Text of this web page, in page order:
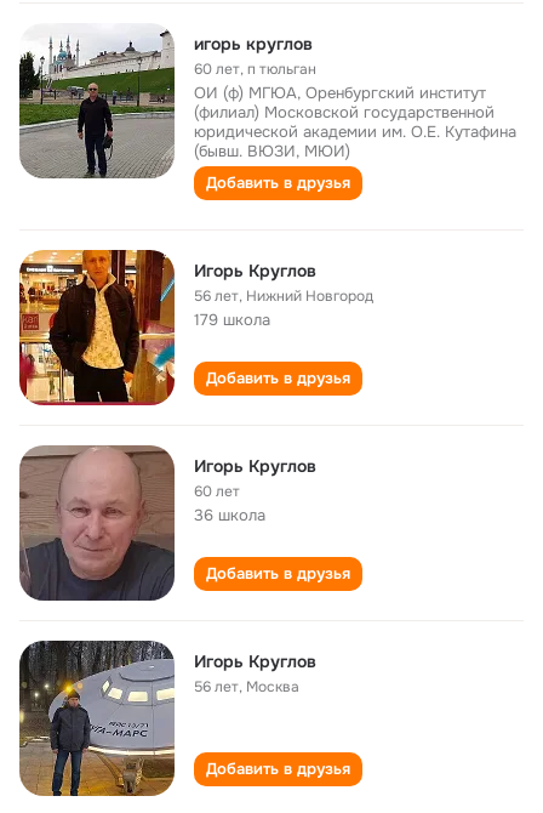
игорь круглов
60 лет,п тюльган
ОИ (ф) МГЮА, Оренбургский институт
(филиал) Московской государственной
юридической академии им. О.Е. Кутафина
(бывш. ВЮЗИ, МЮИ)
Добавить в друзья
Игорь Круглов
56 лет, Нижний Новгород
179 школа
Добавить в друзья
Игорь Круглов
60 лет
36 школа
Добавить в друзья
Игорь Круглов
56 лет, Москва
Добавить в друзья